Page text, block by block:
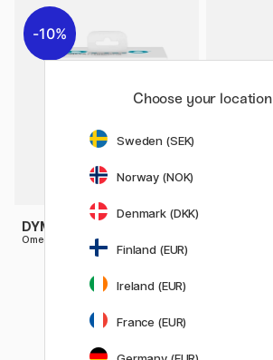
10%
DYMO
Omega prægemaskine
152 KR
169 KR
Choose your location
Sweden (SEK)
Norway (NOK)
Denmark (DKK)
Finland (EUR)
Ireland (EUR)
France (EUR)